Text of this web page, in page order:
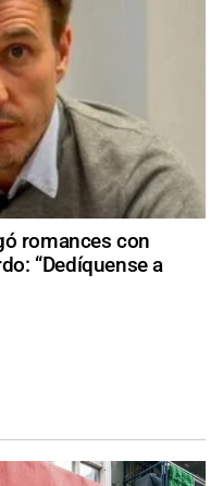
romances con
“Dedíquense a